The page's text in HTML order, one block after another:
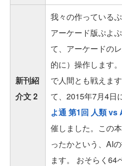
新刊紹
介文 2
我々の作っている
アーケード版ぷよ
て、アーケードの
的に）操作します
で人間とも戦えま
て、2015年7月4日
よ通 第1回 人類 vs
催しました。この
ったかという、AI
ます。 おそらく64